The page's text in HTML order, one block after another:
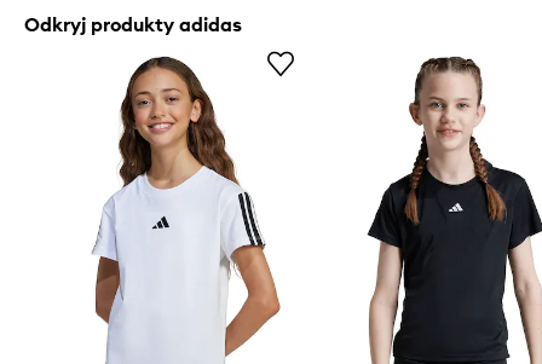
Odkryj produkty adidas